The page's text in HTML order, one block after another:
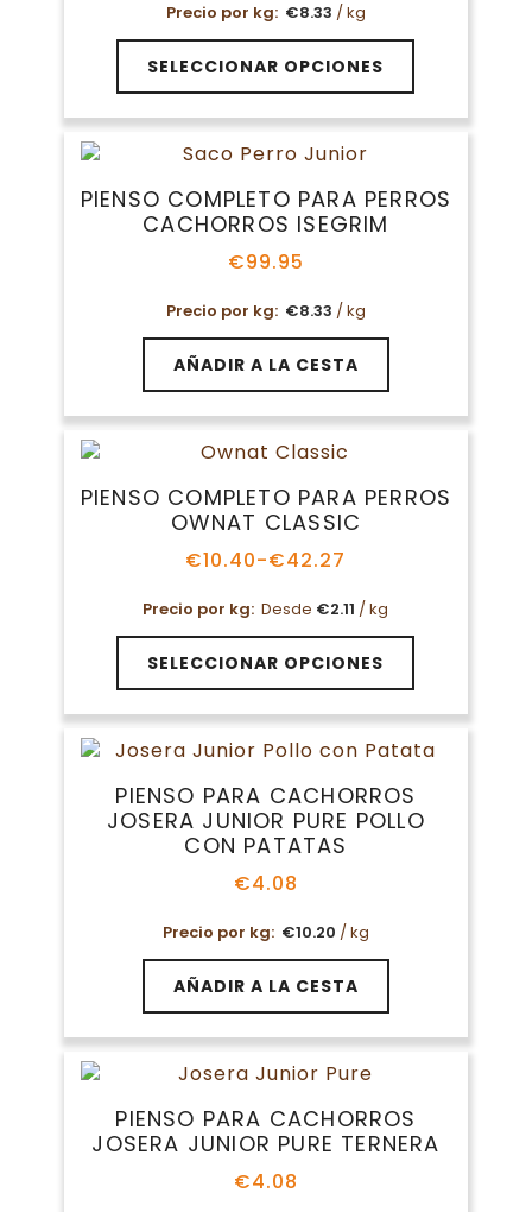
Precio por kg: €8.33 / kg
SELECCIONAR OPCIONES
Este
producto
tiene
múltiples
variantes.
opciones
página
de
producto
PIENSO COMPLETO PARA PERROS
CACHORROS ISEGRIM
€99.95
Precio por kg: €8.33 / kg
AÑADIR A LA CESTA
PIENSO COMPLETO PARA PERROS
OWNAT CLASSIC
€10.40-€42.27
Rango
precios:
desde
€10.40
hasta
Precio por kg: Desde €2.11 / kg
SELECCIONAR OPCIONES
Este
producto
tiene
múltiples
variantes.
opciones
se
pueden
página
producto
PIENSO PARA CACHORROS
JOSERA JUNIOR PURE POLLO
CON PATATAS
€4.08
Precio por kg: €10.20 / kg
AÑADIR A LA CESTA
PIENSO PARA CACHORROS
JOSERA JUNIOR PURE TERNERA
€4.08